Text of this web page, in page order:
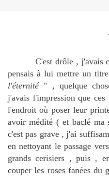
C'est drôle , j'avais
pensais à lui mettre un
l'éternité" , quelque
j'avais l'impression que
l'endroit où poser leur
avoir médité ( et baclé ma
c'est pas grave , j'ai
en nettoyant le passage
grands cerisiers , puis ,
couper les roses fanées du